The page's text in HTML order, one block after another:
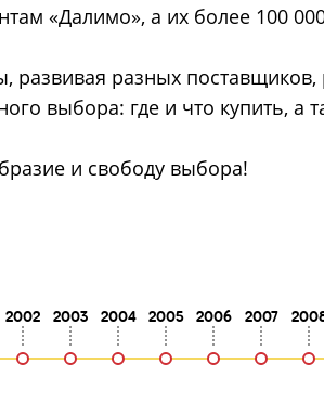
«Далимо», а их более 100
развивая разных
выбора: где и что купить,
и свободу выбора!
2002 2003 2004 2005 2006 2007